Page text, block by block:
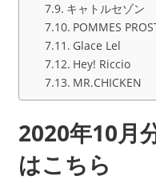
キャトルセゾン
POMMES
Glace Lel
Hey! Riccio
MR.CHICKEN
2020年10月
はこちら